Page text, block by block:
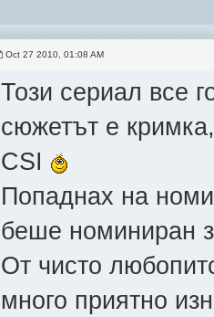
Oct 27 2010, 01:08 AM
Този сериал все
сюжетът е
CSI
Попаднах на
беше номиниран
От чисто
много приятно